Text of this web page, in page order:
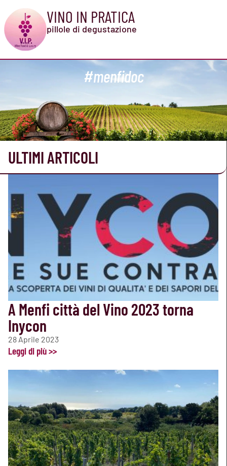
VINO IN PRATICA
pillole di degustazione
#menfidoc
ULTIMI ARTICOLI
A Menfi città del Vino 2023 torna
Inycon
28 Aprile 2023
Leggi di più >>